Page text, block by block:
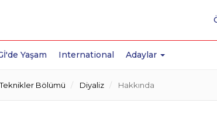
Yaşam International Adaylar
Bölümü Diyaliz Hakkında